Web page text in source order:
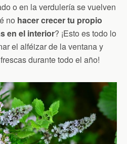
o en la verdulería se vuelven
no hacer crecer tu propio
en el interior? ¡Esto es todo lo
el alféizar de la ventana y
durante todo el año!